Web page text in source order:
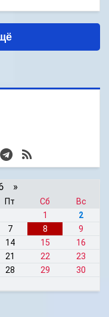
»
Пт Сб
Вс
1
2
7 8
9
14 15
16
21 22
23
28 29
30